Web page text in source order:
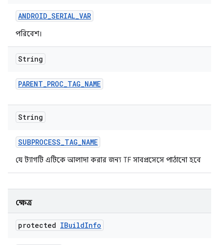
ANDROID_SERIAL_VAR
পরিবেশ।
String
PARENT_PROC_TAG_NAME
String
SUBPROCESS_TAG_NAME
যে ট্যাগটি এটিকে আলাদা করার জন্য TF সাবপ্রসেসে পাঠানো হবে
ক্ষেত্র
protected IBuildInfo